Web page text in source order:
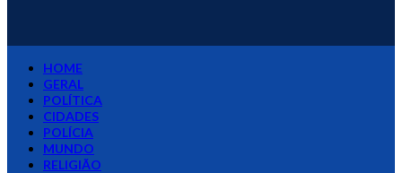
HOME
GERAL
POLÍTICA
CIDADES
POLÍCIA
MUNDO
RELIGIÃO